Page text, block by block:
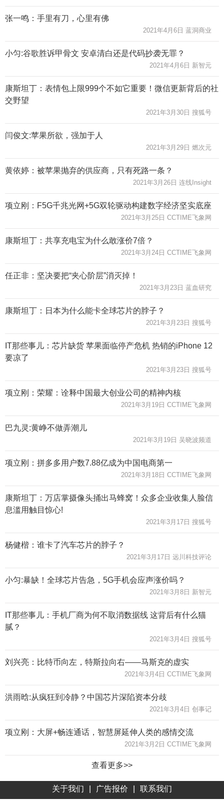
张一鸣：手里有刀，心里有佛
2021年4月6日 蓝洞商业
小匀:谷歌胜诉甲骨文 安卓清白还是代码抄袭无罪？
2021年4月6日 新智元
康斯坦丁：表情包上限999个不如它重要！微信更新背后的社
交野望
2021年3月30日 搜狐号
闫俊文:苹果所欲，强加于人
2021年3月29日 燃次元
黄依婷：被苹果抛弃的供应商，只有死路一条？
2021年3月26日 连线Insight
项立刚：F5G千兆光网+5G双轮驱动构建数字经济坚实底座
2021年3月25日 CCTIME飞象网
康斯坦丁：共享充电宝为什么敢涨价7倍？
2021年3月24日 CCTIME飞象网
任正非：坚决要把“夹心阶层”消灭掉！
2021年3月23日 蓝血研究
康斯坦丁：日本为什么能卡全球芯片的脖子？
2021年3月23日 搜狐号
IT那些事儿：芯片缺货 苹果面临停产危机 热销的iPhone 12
要凉了
2021年3月23日 搜狐号
项立刚：荣耀：诠释中国最大创业公司的精神内核
2021年3月19日 CCTIME飞象网
巴九灵:黄峥不做弄潮儿
2021年3月19日 吴晓波频道
项立刚：拼多多用户数7.88亿成为中国电商第一
2021年3月18日 CCTIME飞象网
康斯坦丁：万店掌摄像头捅出马蜂窝！众多企业收集人脸信
息滥用触目惊心!
2021年3月17日 搜狐号
杨健楷：谁卡了汽车芯片的脖子？
2021年3月17日 远川科技评论
小匀:暴缺！全球芯片告急，5G手机会应声涨价吗？
2021年3月8日 新智元
IT那些事儿：手机厂商为何不取消数据线 这背后有什么猫
腻？
2021年3月4日 搜狐号
刘兴亮：比特币向左，特斯拉向右——马斯克的虚实
2021年3月4日 CCTIME飞象网
洪雨晗:从疯狂到冷静？中国芯片深陷资本分歧
2021年3月4日 创事记
项立刚：大屏+畅连通话，智慧屏延伸人类的感情交流
2021年3月2日 CCTIME飞象网
查看更多>>
关于我们 广告报价 联系我们